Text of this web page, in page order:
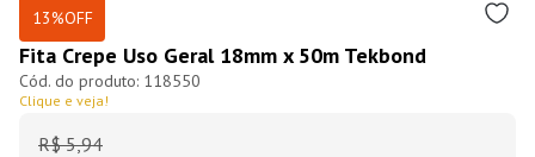
13%OFF
Fita Crepe Uso Geral 18mm x 50m Tekbond
118550
Clique e veja!
R$ 5,94